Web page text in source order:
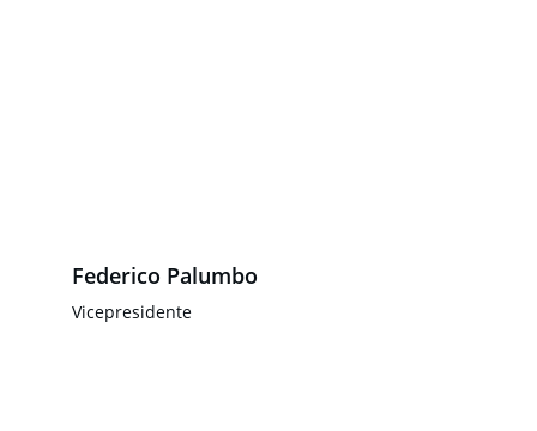
Federico Palumbo
Vicepresidente